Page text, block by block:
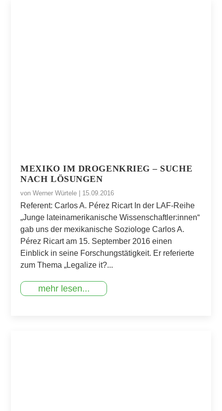
MEXIKO IM DROGENKRIEG – SUCHE
NACH LÖSUNGEN
vonWerner Würtele 15.09.2016
Referent: Carlos A. Pérez Ricart In der LAF-Reihe
„Junge lateinamerikanische Wissenschaftler:innen“
gab uns der mexikanische Soziologe Carlos A.
Pérez Ricart am 15. September 2016 einen
Einblick in seine Forschungstätigkeit. Er referierte
zum Thema „Legalize it?...
mehr lesen...